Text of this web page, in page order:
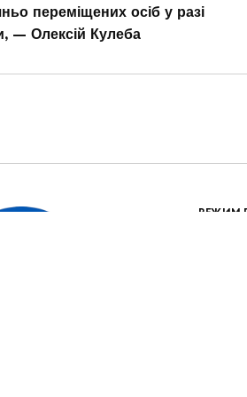
переміщених осіб у разі
— Олексій Кулеба
РЕЖИМ